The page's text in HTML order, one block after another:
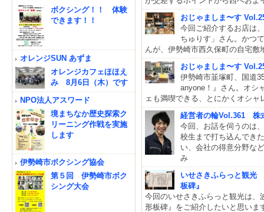
おじゃましま〜す
今回ご紹介するお店は
ちゅりす」さん。かつ
んが、伊勢崎市西久保町の自宅敷
おじゃましま〜す
伊勢崎市韮塚町、国道
anyone！』さん。オシ
ェも満喫できる、とにかくオシ
経営者の輪Vol.361 株
今回、お話を伺うのは
校生まで打ち込んでき
い、会社の得意分野な
み
いせさきふらっと観光
板碑』
今回のいせさきふらっと観光は、
形板碑』をご紹介したいと思い
ボクシング！！ 体験
できます！！
オレンジSUN あずま
オレンジカフェほほえ
み 8月6日（木）です
NPO法人アスワード
境まちなか歴史探索ク
リーニング作戦を実施
します
伊勢崎市ボクシング協会
第５回 伊勢崎市ボク
シング大会